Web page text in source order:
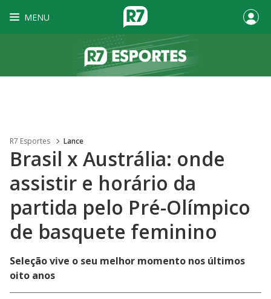
MENU
R7 Esportes Lance
Brasil x Austrália: onde
assistir e horário da
partida pelo Pré-Olímpico
de basquete feminino
Seleção vive o seu melhor momento nos últimos
oito anos